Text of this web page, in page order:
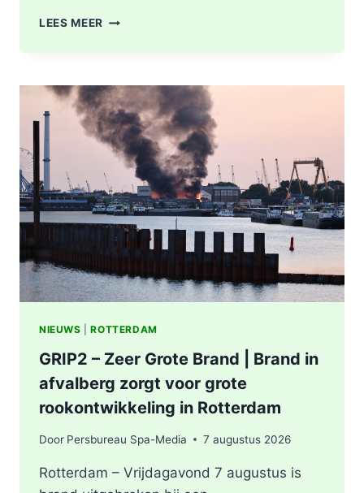
LEES MEER PERSOON
IN
WATER,
POLITIE
ONDERZOEKT
INCIDENT
AAN
SLACHTHUISKADE
ROTTERDAM
NIEUWS |ROTTERDAM
GRIP2 – Zeer Grote Brand | Brand in
afvalberg zorgt voor grote
rookontwikkeling in Rotterdam
Door Persbureau Spa-Media 7 augustus 2026
Rotterdam – Vrijdagavond 7 augustus is